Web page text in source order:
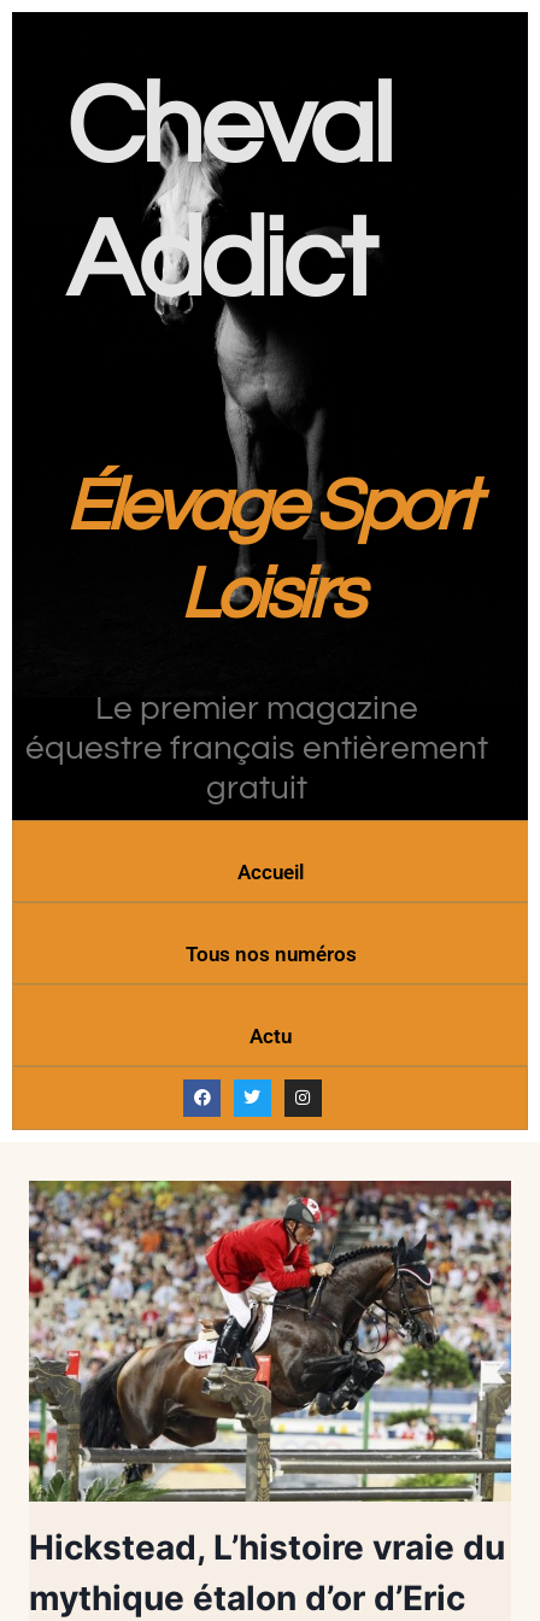
Cheval
Addict
Élevage Sport
Loisirs
Le premier magazine
équestre français entièrement
gratuit
Accueil
Tous nos numéros
Actu
Hickstead, L’histoire vraie du
mythique étalon d’or d’Eric